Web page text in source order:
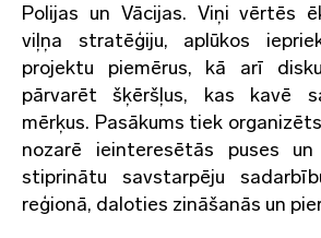
Polijas un Vācijas. Viņi vērtēs
viļņa stratēģiju, aplūkos
projektu piemērus, kā arī
pārvarēt šķēršļus, kas kavē
mērķus. Pasākums tiek
nozarē ieinteresētās puses
stiprinātu savstarpēju
reģionā, daloties zināšanās un